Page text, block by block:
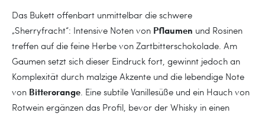
Das Bukett offenbart unmittelbar die schwere
„Sherryfracht“: Intensive Noten von Pflaumen und Rosinen
treffen auf die feine Herbe von Zartbitterschokolade. Am
Gaumen setzt sich dieser Eindruck fort, gewinnt jedoch an
Komplexität durch malzige Akzente und die lebendige Note
von Bitterorange. Eine subtile Vanillesüße und ein Hauch von
Rotwein ergänzen das Profil, bevor der Whisky in einen